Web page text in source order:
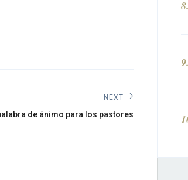
NEXT
de ánimo para los pastores